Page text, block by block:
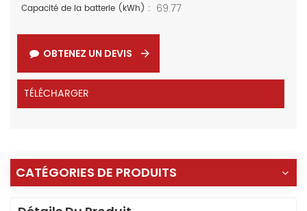
Capacité de la batterie (kWh) : 69.77
OBTENEZ UN DEVIS
TÉLÉCHARGER
CATÉGORIES DE PRODUITS